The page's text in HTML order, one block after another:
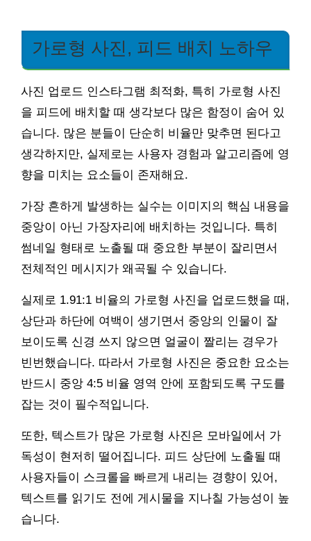
가로형 사진, 피드 배치 노하우
사진 업로드 인스타그램 최적화, 특히 가로형 사진
을 피드에 배치할 때 생각보다 많은 함정이 숨어 있
습니다. 많은 분들이 단순히 비율만 맞추면 된다고
생각하지만, 실제로는 사용자 경험과 알고리즘에 영
향을 미치는 요소들이 존재해요.
가장 흔하게 발생하는 실수는 이미지의 핵심 내용을
중앙이 아닌 가장자리에 배치하는 것입니다. 특히
썸네일 형태로 노출될 때 중요한 부분이 잘리면서
전체적인 메시지가 왜곡될 수 있습니다.
실제로 1.91:1 비율의 가로형 사진을 업로드했을 때,
상단과 하단에 여백이 생기면서 중앙의 인물이 잘
보이도록 신경 쓰지 않으면 얼굴이 짤리는 경우가
빈번했습니다. 따라서 가로형 사진은 중요한 요소는
반드시 중앙 4:5 비율 영역 안에 포함되도록 구도를
잡는 것이 필수적입니다.
또한, 텍스트가 많은 가로형 사진은 모바일에서 가
독성이 현저히 떨어집니다. 피드 상단에 노출될 때
사용자들이 스크롤을 빠르게 내리는 경향이 있어,
텍스트를 읽기도 전에 게시물을 지나칠 가능성이 높
습니다.